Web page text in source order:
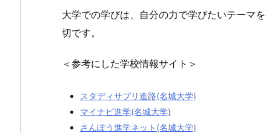
大学での学びは、自分の力で学びたいテーマ
切です。
＜参考にした学校情報サイト＞
スタディサプリ進路(名城大学)
マイナビ進学(名城大学)
さんぽう進学ネット(名城大学)